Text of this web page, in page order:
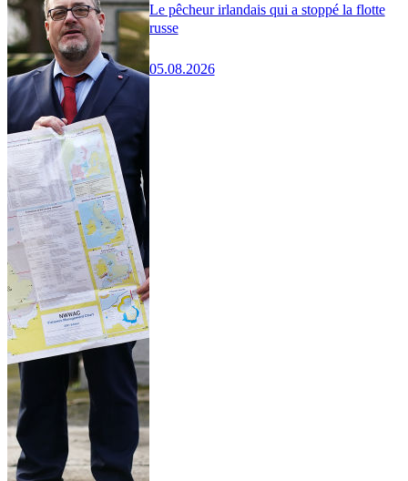
Le pêcheur irlandais qui a stoppé la flotte
russe
05.08.2026